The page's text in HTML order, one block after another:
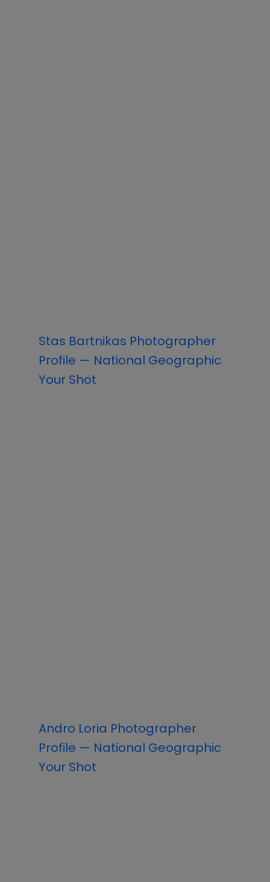
Stas Bartnikas Photographer
Profile — National Geographic
Your Shot
Andro Loria Photographer
Profile — National Geographic
Your Shot